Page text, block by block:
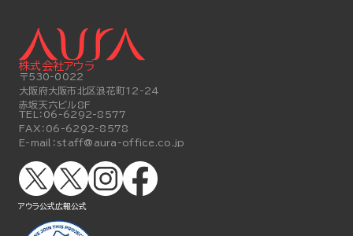
株式会社アウラ
〒530-0022
大阪府大阪市北区浪花町12-24
赤坂天六ビル8F
TEL： 06-6292-8577
FAX： 06-6292-8578
E-mail： staff@aura-office.co.jp
アウラ公式 広報公式